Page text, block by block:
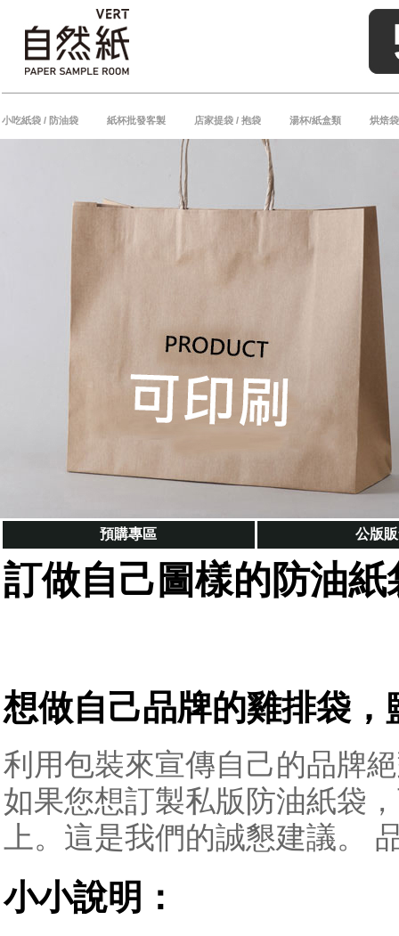
小吃紙袋 / 防油袋 紙杯批發客製 店家提袋 / 抱袋 湯杯/紙盒類 烘焙
預購專區 公版
訂做自己圖樣的防油
想做自己品牌的雞排袋
利用包裝來宣傳自己的品牌
如果您想訂製私版防油紙袋
上。這是我們的誠懇建議。
小小說明：